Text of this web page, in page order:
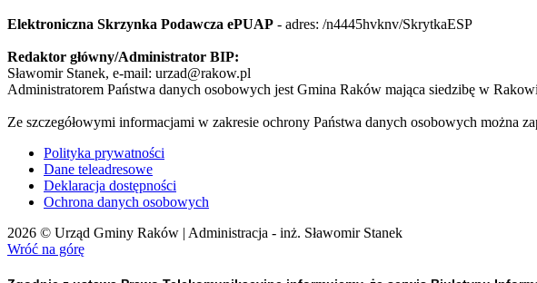
Elektroniczna Skrzynka Podawcza ePUAP - adres: /n4445hvknv/SkrytkaESP
Redaktor główny/Administrator BIP:
Sławomir Stanek, e-mail: urzad@rakow.pl
Administratorem Państwa danych osobowych jest Gmina Raków mająca siedzibę w
Ze szczegółowymi informacjami w zakresie ochrony Państwa danych osobowych można
Polityka prywatności
Dane teleadresowe
Deklaracja dostępności
Ochrona danych osobowych
2026 © Urząd Gminy Raków | Administracja - inż. Sławomir Stanek
Wróć na górę